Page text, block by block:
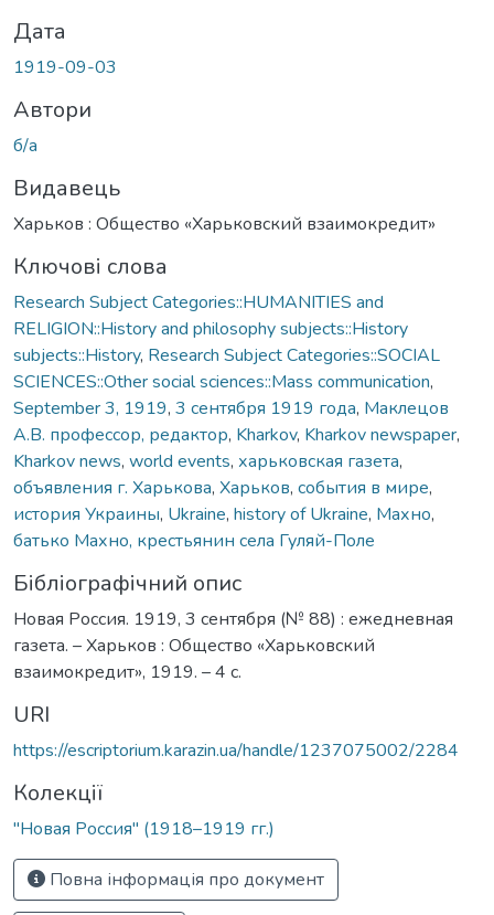
Дата
1919-09-03
Автори
б/а
Видавець
Харьков : Общество «Харьковский взаимокредит»
Ключові слова
Research Subject Categories::HUMANITIES and
RELIGION::History and philosophy subjects::History
subjects::History, Research Subject Categories::SOCIAL
SCIENCES::Other social sciences::Mass communication,
September 3, 1919, 3 сентября 1919 года, Маклецов
А.В. профессор, редактор, Kharkov, Kharkov newspaper,
Kharkov news, world events, харьковская газета,
объявления г. Харькова, Харьков, события в мире,
история Украины, Ukraine, history of Ukraine, Махно,
батько Махно, крестьянин села Гуляй-Поле
Бібліографічний опис
Новая Россия. 1919, 3 сентября (№ 88) : ежедневная
газета. – Харьков : Общество «Харьковский
взаимокредит», 1919. – 4 с.
URI
https://escriptorium.karazin.ua/handle/1237075002/2284
Колекції
"Новая Россия" (1918–1919 гг.)
Повна інформація про документ